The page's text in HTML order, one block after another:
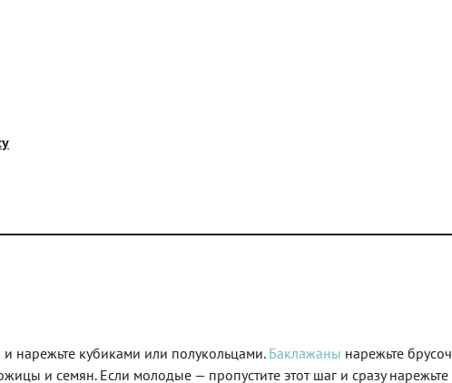
нарежьте кубиками или полукольцами. Баклажаны нарежьте
и семян. Если молодые — пропустите этот шаг и сразу нарежьте